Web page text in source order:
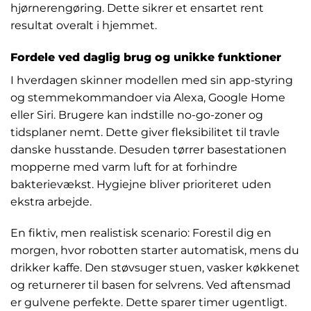
hjørnerengøring. Dette sikrer et ensartet rent
resultat overalt i hjemmet.
Fordele ved daglig brug og unikke funktioner
I hverdagen skinner modellen med sin app-styring
og stemmekommandoer via Alexa, Google Home
eller Siri. Brugere kan indstille no-go-zoner og
tidsplaner nemt. Dette giver fleksibilitet til travle
danske husstande. Desuden tørrer basestationen
mopperne med varm luft for at forhindre
bakterievækst. Hygiejne bliver prioriteret uden
ekstra arbejde.
En fiktiv, men realistisk scenario: Forestil dig en
morgen, hvor robotten starter automatisk, mens du
drikker kaffe. Den støvsuger stuen, vasker køkkenet
og returnerer til basen for selvrens. Ved aftensmad
er gulvene perfekte. Dette sparer timer ugentligt.